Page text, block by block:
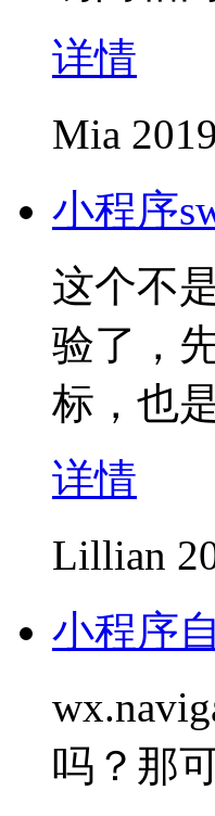
详情
Mia
小程序
这个不
验了，
标，也
详情
Lillian
小程序
吗？那